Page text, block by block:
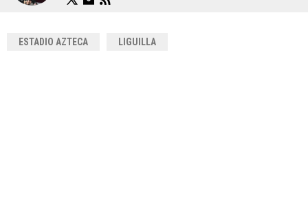
ESTADIO AZTECA LIGUILLA